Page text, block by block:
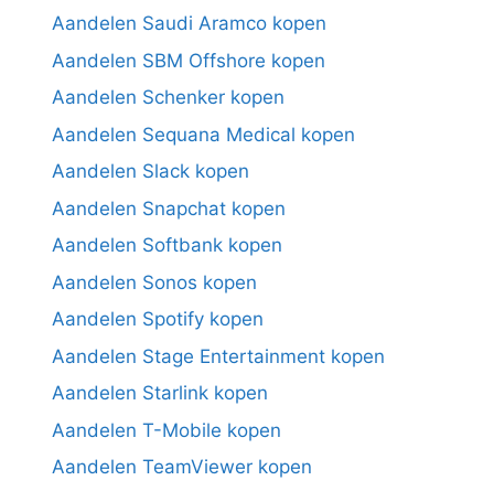
Aandelen Saudi Aramco kopen
Aandelen SBM Offshore kopen
Aandelen Schenker kopen
Aandelen Sequana Medical kopen
Aandelen Slack kopen
Aandelen Snapchat kopen
Aandelen Softbank kopen
Aandelen Sonos kopen
Aandelen Spotify kopen
Aandelen Stage Entertainment kopen
Aandelen Starlink kopen
Aandelen T-Mobile kopen
Aandelen TeamViewer kopen